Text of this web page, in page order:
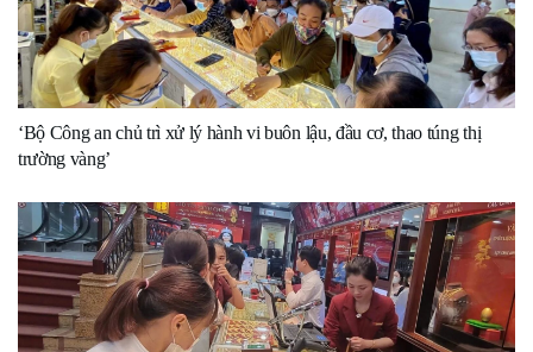
‘Bộ Công an chủ trì xử lý hành vi buôn lậu, đầu cơ, thao túng thị
trường vàng’